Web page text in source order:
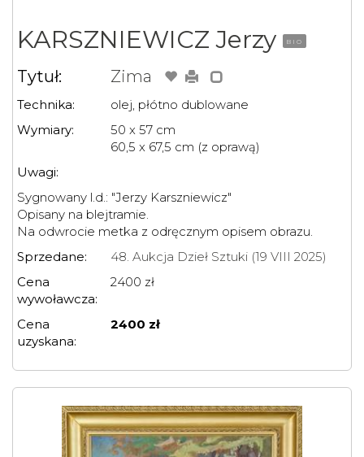
KARSZNIEWICZ Jerzy BIO
Tytuł: Zima
Technika:
olej, płótno dublowane
Wymiary:
50 x 57 cm
60,5 x 67,5 cm (z oprawą)
Uwagi:
Sygnowany l.d.: "Jerzy Karszniewicz"
Opisany na blejtramie.
Na odwrocie metka z odręcznym opisem obrazu.
Sprzedane:
48. Aukcja Dzieł Sztuki (19 VIII 2025)
Cena
wywoławcza:
2400 zł
Cena
uzyskana:
2400 zł